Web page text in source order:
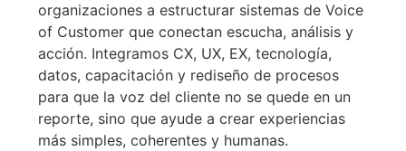
organizaciones a estructurar sistemas de Voice
of Customer que conectan escucha, análisis y
acción. Integramos CX, UX, EX, tecnología,
datos, capacitación y rediseño de procesos
para que la voz del cliente no se quede en un
reporte, sino que ayude a crear experiencias
más simples, coherentes y humanas.